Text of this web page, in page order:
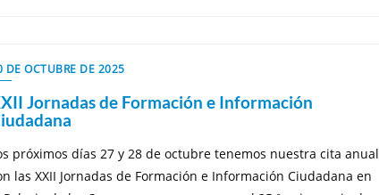
DE OCTUBRE DE 2025
Jornadas de Formación e Información
próximos días 27 y 28 de octubre tenemos nuestra cita anual
las XXII Jornadas de Formación e Información Ciudadana en